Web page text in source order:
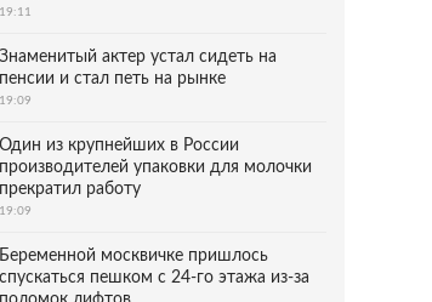
19:11
Знаменитый актер устал сидеть на
пенсии и стал петь на рынке
19:09
Один из крупнейших в России
производителей упаковки для молочки
прекратил работу
19:09
Беременной москвичке пришлось
спускаться пешком с 24-го этажа из-за